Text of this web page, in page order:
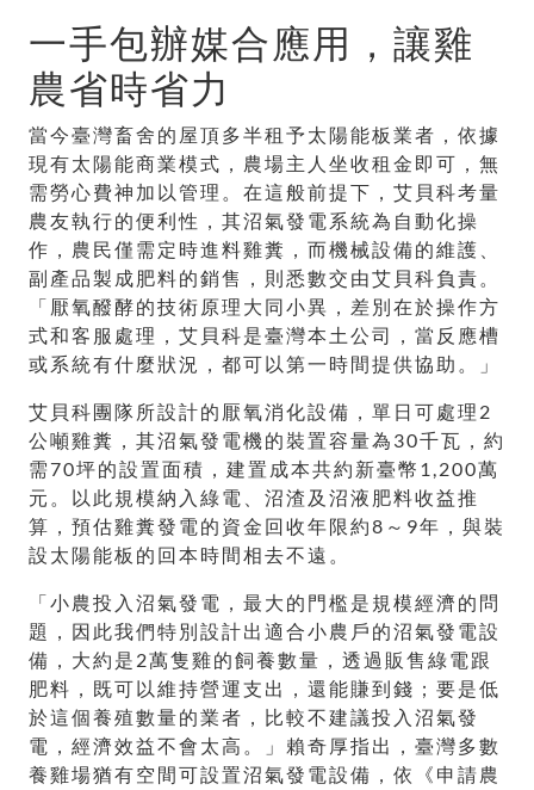
一手包辦媒合應用，讓雞
農省時省力
當今臺灣畜舍的屋頂多半租予太陽能板業者，依據
現有太陽能商業模式，農場主人坐收租金即可，無
需勞心費神加以管理。在這般前提下，艾貝科考量
農友執行的便利性，其沼氣發電系統為自動化操
作，農民僅需定時進料雞糞，而機械設備的維護、
副產品製成肥料的銷售，則悉數交由艾貝科負責。
「厭氧醱酵的技術原理大同小異，差別在於操作方
式和客服處理，艾貝科是臺灣本土公司，當反應槽
或系統有什麼狀況，都可以第一時間提供協助。」
艾貝科團隊所設計的厭氧消化設備，單日可處理2
公噸雞糞，其沼氣發電機的裝置容量為30千瓦，約
需70坪的設置面積，建置成本共約新臺幣1,200萬
元。以此規模納入綠電、沼渣及沼液肥料收益推
算，預估雞糞發電的資金回收年限約8～9年，與裝
設太陽能板的回本時間相去不遠。
「小農投入沼氣發電，最大的門檻是規模經濟的問
題，因此我們特別設計出適合小農戶的沼氣發電設
備，大約是2萬隻雞的飼養數量，透過販售綠電跟
肥料，既可以維持營運支出，還能賺到錢；要是低
於這個養殖數量的業者，比較不建議投入沼氣發
電，經濟效益不會太高。」賴奇厚指出，臺灣多數
養雞場猶有空間可設置沼氣發電設備，依《申請農